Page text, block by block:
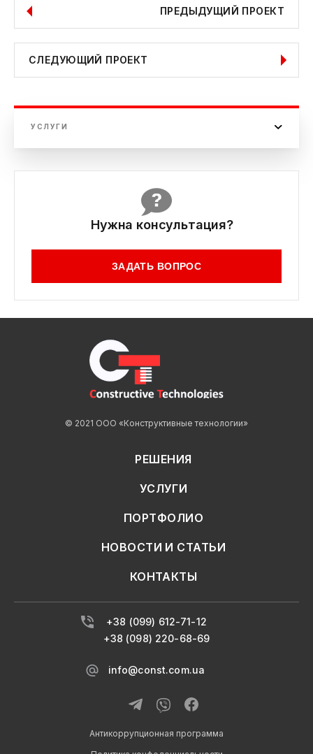
УСЛУГИ
Нужна консультация?
ЗАДАТЬ ВОПРОС
ПРЕДЫДУЩИЙ ПРОЕКТ
СЛЕДУЮЩИЙ ПРОЕКТ
© 2021 ООО «Конструктивные технологии»
РЕШЕНИЯ
УСЛУГИ
ПОРТФОЛИО
НОВОСТИ И СТАТЬИ
КОНТАКТЫ
+38 (099) 612-71-12
+38 (098) 220-68-69
info@const.com.ua
Антикоррупционная программа